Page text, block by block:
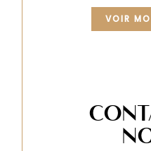
VOIR